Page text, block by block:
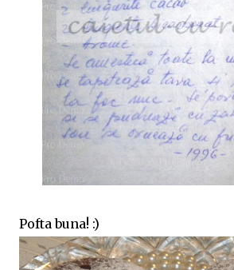
Pofta buna! :)